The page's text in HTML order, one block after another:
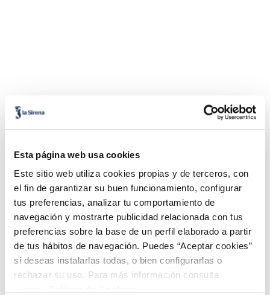
Esta página web usa cookies
Este sitio web utiliza cookies propias y de terceros, con
el fin de garantizar su buen funcionamiento, configurar
tus preferencias, analizar tu comportamiento de
navegación y mostrarte publicidad relacionada con tus
preferencias sobre la base de un perfil elaborado a partir
de tus hábitos de navegación. Puedes “Aceptar cookies”
si deseas instalarlas todas, o bien configurarlas o
rechazar su uso. Para más información consulta